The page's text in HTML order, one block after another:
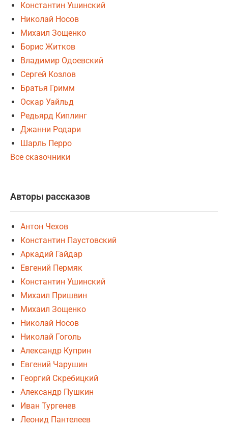
Константин Ушинский
Николай Носов
Михаил Зощенко
Борис Житков
Владимир Одоевский
Сергей Козлов
Братья Гримм
Оскар Уайльд
Редьярд Киплинг
Джанни Родари
Шарль Перро
Все сказочники
Авторы рассказов
Антон Чехов
Константин Паустовский
Аркадий Гайдар
Евгений Пермяк
Константин Ушинский
Михаил Пришвин
Михаил Зощенко
Николай Носов
Николай Гоголь
Александр Куприн
Евгений Чарушин
Георгий Скребицкий
Александр Пушкин
Иван Тургенев
Леонид Пантелеев